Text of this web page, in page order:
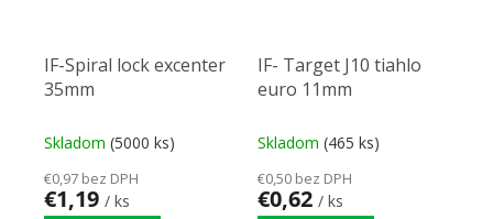
IF-Spiral lock excenter
35mm
Skladom (5000 ks)
€0,97 bez DPH
€1,19 / ks
IF- Target J10 tiahlo
euro 11mm
Skladom (465 ks)
€0,50 bez DPH
€0,62 / ks